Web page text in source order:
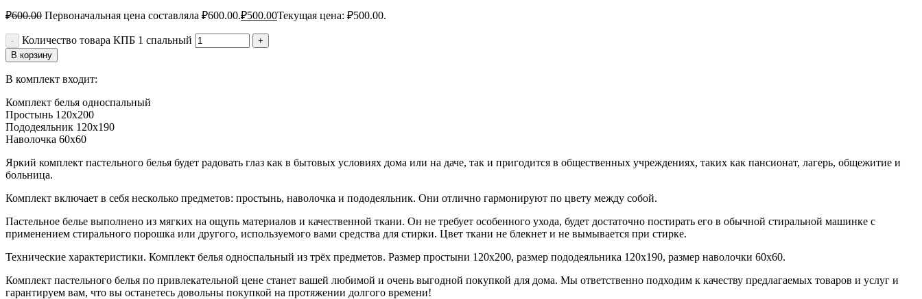
₽600.00 Первоначальная цена составляла ₽600.00.₽500.00Текущая цена: ₽500.00.
Количество товара КПБ 1 спальный
В корзину
В комплект входит:
Комплект белья односпальный
Простынь 120х200
Пододеяльник 120х190
Наволочка 60х60
Яркий комплект пастельного белья будет радовать глаз как в бытовых условиях дома или на даче, так и пригодится в общественных учреждениях, таких как пансионат, лагерь, общежитие и
больница.
Комплект включает в себя несколько предметов: простынь, наволочка и пододеяльник. Они отлично гармонируют по цвету между собой.
Пастельное белье выполнено из мягких на ощупь материалов и качественной ткани. Он не требует особенного ухода, будет достаточно постирать его в обычной стиральной машинке с
применением стирального порошка или другого, используемого вами средства для стирки. Цвет ткани не блекнет и не вымывается при стирке.
Технические характеристики. Комплект белья односпальный из трёх предметов. Размер простыни 120х200, размер пододеяльника 120х190, размер наволочки 60х60.
Комплект пастельного белья по привлекательной цене станет вашей любимой и очень выгодной покупкой для дома. Мы ответственно подходим к качеству предлагаемых товаров и услуг и
гарантируем вам, что вы останетесь довольны покупкой на протяжении долгого времени!